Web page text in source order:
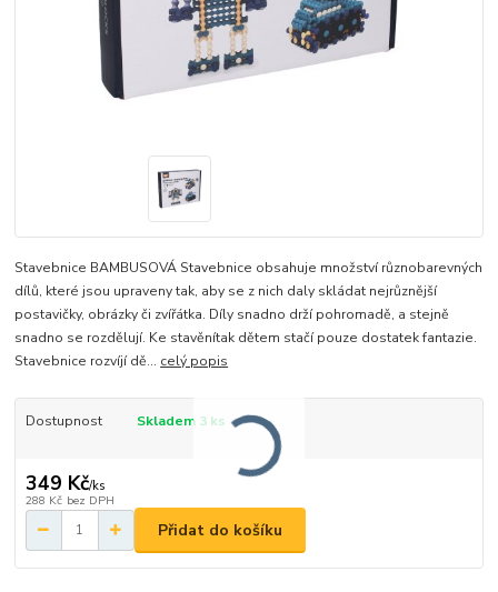
Stavebnice BAMBUSOVÁ Stavebnice obsahuje množství různobarevných
dílů, které jsou upraveny tak, aby se z nich daly skládat nejrůznější
postavičky, obrázky či zvířátka. Díly snadno drží pohromadě, a stejně
snadno se rozdělují. Ke stavěnítak dětem stačí pouze dostatek fantazie.
Stavebnice rozvíjí dě... celý popis
Dostupnost Skladem 3 ks
349 Kč/ks
288 Kč bez DPH
Přidat do košíku